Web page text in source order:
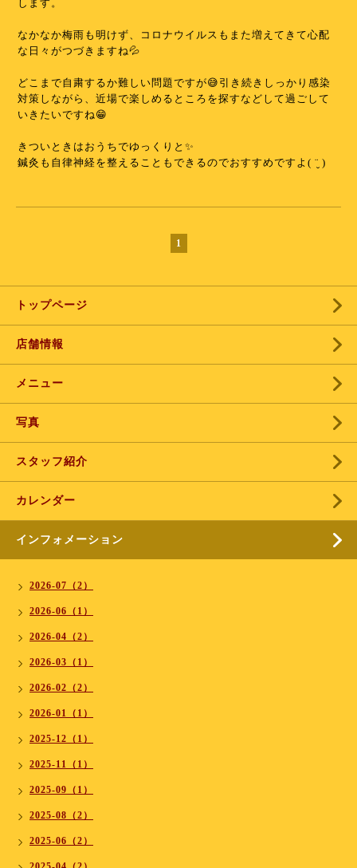
します。
なかなか梅雨も明けず、コロナウイルスもまた増えてきて心配
な日々がつづきますね💦
どこまで自粛するか難しい問題ですが😅引き続きしっかり感染
対策しながら、近場で楽しめるところを探すなどして過ごして
いきたいですね😁
きついときはおうちでゆっくりと✨
鍼灸も自律神経を整えることもできるのでおすすめですよ( ¨̮ )
1
トップページ
店舗情報
メニュー
写真
スタッフ紹介
カレンダー
インフォメーション
2026-07（2）
2026-06（1）
2026-04（2）
2026-03（1）
2026-02（2）
2026-01（1）
2025-12（1）
2025-11（1）
2025-09（1）
2025-08（2）
2025-06（2）